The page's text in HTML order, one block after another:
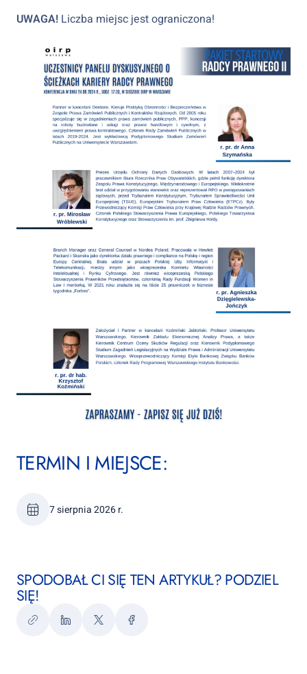
UWAGA! Liczba miejsc jest ograniczona!
TERMIN I MIEJSCE:
7 sierpnia 2026 r.
SPODOBAŁ CI SIĘ TEN ARTYKUŁ? PODZIEL
SIĘ!
KopiujLinkedInTwitterFacebook